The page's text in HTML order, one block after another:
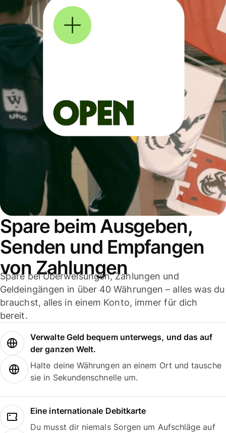
Spare beim Ausgeben,
Senden und Empfangen
von Zahlungen
Spare bei Überweisungen, Zahlungen und
Geldeingängen in über 40 Währungen – alles was du
brauchst, alles in einem Konto, immer für dich
bereit.
Verwalte Geld bequem unterwegs, und das auf
der ganzen Welt.
Halte deine Währungen an einem Ort und tausche
sie in Sekundenschnelle um.
Eine internationale Debitkarte
Du musst dir niemals Sorgen um Aufschläge auf